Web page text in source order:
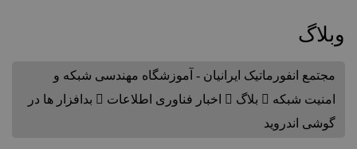
وبلاگ
مجتمع انفورماتیک ایرانیان - آموزشگاه مهندسی شبکه و
امنیت شبکه
بلاگ اخبار فناوری اطلاعات
بدافزار ها در
گوشی اندروید